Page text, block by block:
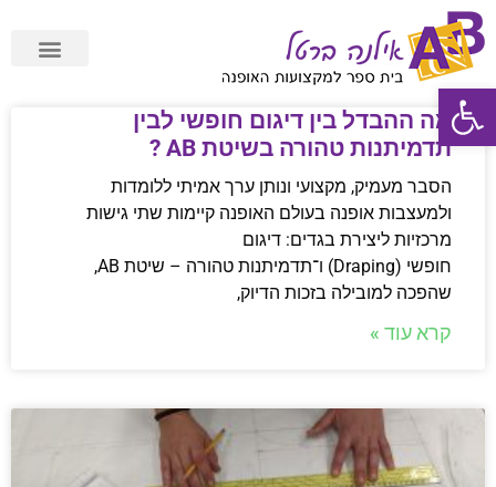
פתח סרגל נגישות
מה ההבדל בין דיגום חופשי לבין
תדמיתנות טהורה בשיטת AB ?
הסבר מעמיק, מקצועי ונותן ערך אמיתי ללומדות
ולמעצבות אופנה בעולם האופנה קיימות שתי גישות
מרכזיות ליצירת בגדים: דיגום
חופשי (Draping) ו־תדמיתנות טהורה – שיטת AB,
שהפכה למובילה בזכות הדיוק,
קרא עוד »